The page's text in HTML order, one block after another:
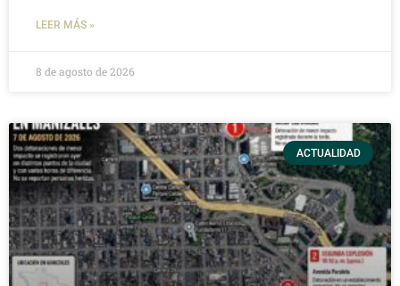
LEER MÁS »
8 de agosto de 2026
ACTUALIDAD